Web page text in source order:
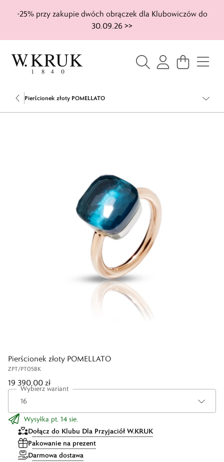
-25% przy zakupie dwóch obrączek dla Klubowiczów do
30.09.26 >>
Pierścionek złoty POMELLATO
Pierścionek złoty POMELLATO
ZPT/PT05BK
19 390,00 zł
Wybierz wariant
Wysyłka pt. 14 sie.
Dołącz do Klubu Dla Przyjaciół W.KRUK
Pakowanie na prezent
Darmowa dostawa